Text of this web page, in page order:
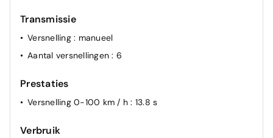
Transmissie
Versnelling : manueel
Aantal versnellingen: 6
Prestaties
Versnelling 0-100 km / h: 13.8 s
Verbruik